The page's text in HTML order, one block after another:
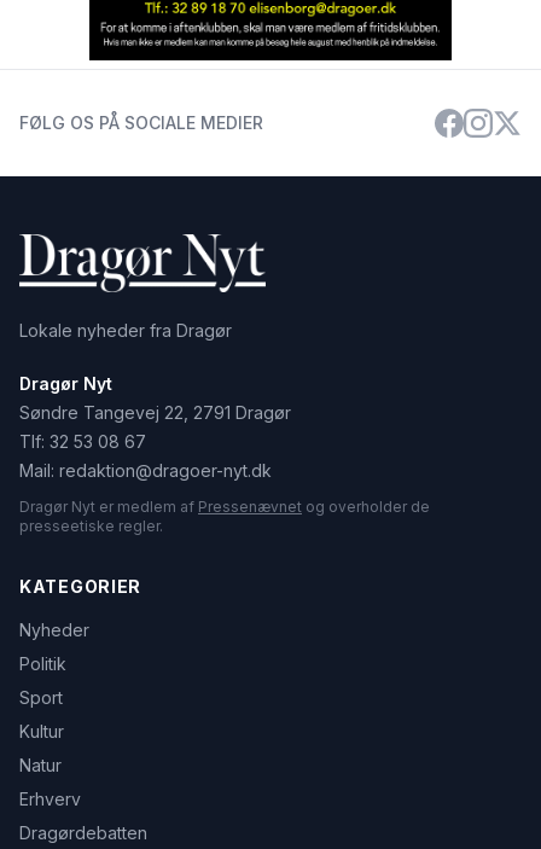
FØLG OS PÅ SOCIALE MEDIER
Lokale nyheder fra Dragør
Dragør Nyt
Søndre Tangevej 22, 2791 Dragør
Tlf: 32 53 08 67
Mail: redaktion@dragoer-nyt.dk
Dragør Nyt er medlem af Pressenævnet og overholder de
presseetiske regler.
KATEGORIER
Nyheder
Politik
Sport
Kultur
Natur
Erhverv
Dragørdebatten